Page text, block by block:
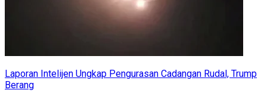
Laporan Intelijen Ungkap Pengurasan Cadangan Rudal, Trump
Berang